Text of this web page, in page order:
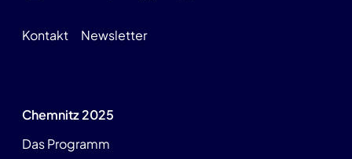
Kontakt Newsletter
Chemnitz 2025
Das Programm